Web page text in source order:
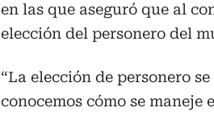
en las que aseguró que al
elección del personero del
“La elección de personero
conocemos cómo se maneje